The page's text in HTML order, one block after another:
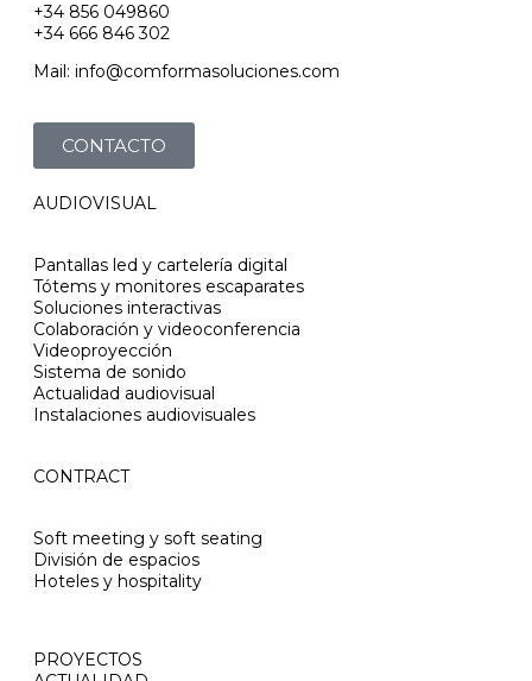
+34 856 049860
+34 666 846 302
Mail: info@comformasoluciones.com
CONTACTO
AUDIOVISUAL
Pantallas led y cartelería digital
Tótems y monitores escaparates
Soluciones interactivas
Colaboración y videoconferencia
Videoproyección
Sistema de sonido
Actualidad audiovisual
Instalaciones audiovisuales
CONTRACT
Soft meeting y soft seating
División de espacios
Hoteles y hospitality
PROYECTOS